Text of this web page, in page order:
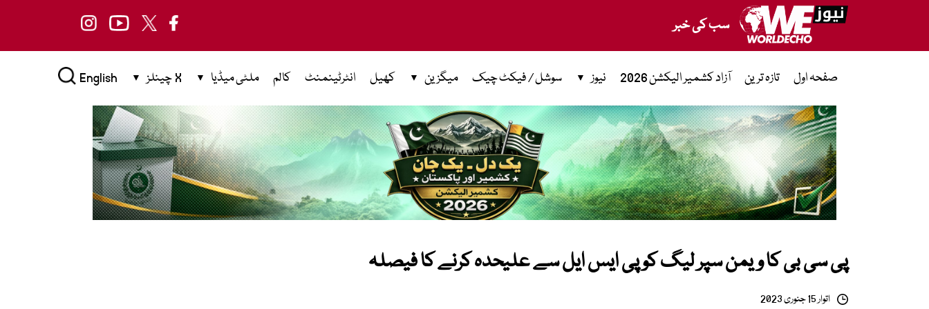
سب کی خبر
صفحہ اول تازہ ترین آزاد کشمیر الیکشن 2026 نیوز سوشل / فیکٹ چیک میگزین کھیل انٹرٹینمنٹ کالم ملٹی میڈیا X چینلز English
پی سی بی کا ویمن سپر لیگ کو پی ایس ایل سے علیحدہ کرنے کا فیصلہ
اتوار 15 جنوری 2023